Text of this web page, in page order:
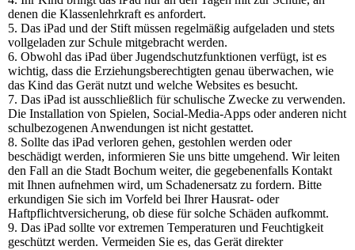
denen die Klassenlehrkraft es anfordert.
5. Das iPad und der Stift müssen regelmäßig aufgeladen und stets
vollgeladen zur Schule mitgebracht werden.
6. Obwohl das iPad über Jugendschutzfunktionen verfügt, ist es
wichtig, dass die Erziehungsberechtigten genau überwachen, wie
das Kind das Gerät nutzt und welche Websites es besucht.
7. Das iPad ist ausschließlich für schulische Zwecke zu verwenden.
Die Installation von Spielen, Social-Media-Apps oder anderen nicht
schulbezogenen Anwendungen ist nicht gestattet.
8. Sollte das iPad verloren gehen, gestohlen werden oder
beschädigt werden, informieren Sie uns bitte umgehend. Wir leiten
den Fall an die Stadt Bochum weiter, die gegebenenfalls Kontakt
mit Ihnen aufnehmen wird, um Schadenersatz zu fordern. Bitte
erkundigen Sie sich im Vorfeld bei Ihrer Hausrat- oder
Haftpflichtversicherung, ob diese für solche Schäden aufkommt.
9. Das iPad sollte vor extremen Temperaturen und Feuchtigkeit
geschützt werden. Vermeiden Sie es, das Gerät direkter